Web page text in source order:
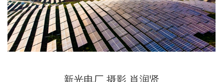
新光电厂 摄影 肖润贤